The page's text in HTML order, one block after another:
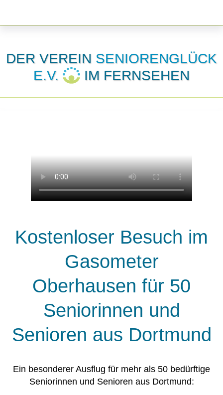
DER VEREIN SENIORENGLÜCK
E.V.
IM FERNSEHEN
Kostenloser Besuch im
Gasometer
Oberhausen für 50
Seniorinnen und
Senioren aus Dortmund
Ein besonderer Ausflug für mehr als 50 bedürftige
Seniorinnen und Senioren aus Dortmund: